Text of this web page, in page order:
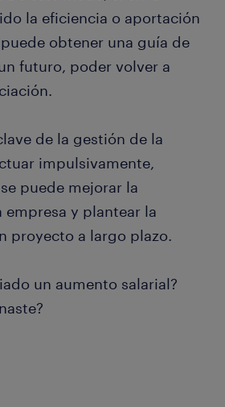
la eficiencia o aportación
obtener una guía de
futuro, poder volver a
de la gestión de la
impulsivamente,
puede mejorar la
y plantear la
proyecto a largo plazo.
un aumento salarial?